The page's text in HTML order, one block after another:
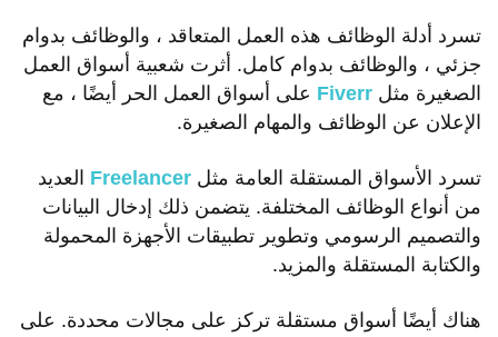
تسرد أدلة الوظائف هذه العمل المتعاقد ، والوظائف بدوام
جزئي ، والوظائف بدوام كامل. أثرت شعبية أسواق العمل
الصغيرة مثلFiverr على أسواق العمل الحر أيضًا ، مع
الإعلان عن الوظائف والمهام الصغيرة.
تسرد الأسواق المستقلة العامة مثلFreelancer العديد
من أنواع الوظائف المختلفة. يتضمن ذلك إدخال البيانات
والتصميم الرسومي وتطوير تطبيقات الأجهزة المحمولة
والكتابة المستقلة والمزيد.
هناك أيضًا أسواق مستقلة تركز على مجالات محددة. على